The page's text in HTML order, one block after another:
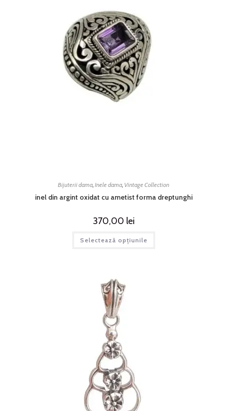
Bijuterii dama Inele dama Vintage Collection
inel din argint oxidat cu ametist forma dreptunghi
370,00 lei
Selectează opțiunile